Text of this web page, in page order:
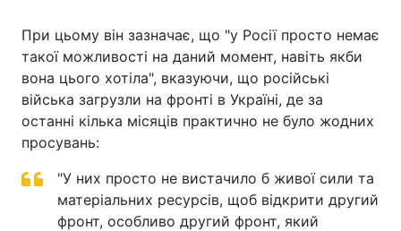
При цьому він зазначає, що "у Росії просто немає
такої можливості на даний момент, навіть якби
вона цього хотіла", вказуючи, що російські
війська загрузли на фронті в Україні, де за
останні кілька місяців практично не було жодних
просувань:
"У них просто не вистачило б живої сили та
матеріальних ресурсів, щоб відкрити другий
фронт, особливо другий фронт, який